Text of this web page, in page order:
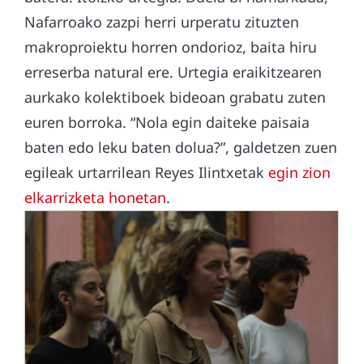
Nafarroako zazpi herri urperatu zituzten
makroproiektu horren ondorioz, baita hiru
erreserba natural ere. Urtegia eraikitzearen
aurkako kolektiboek bideoan grabatu zuten
euren borroka. “Nola egin daiteke paisaia
baten edo leku baten dolua?”, galdetzen zuen
egileak urtarrilean Reyes Ilintxetak egin zion
elkarrizketa honetan.